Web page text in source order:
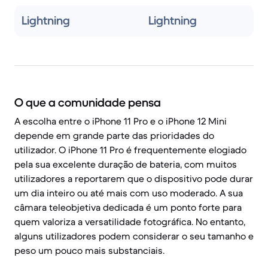
Lightning Lightning
O que a comunidade pensa
A escolha entre o iPhone 11 Pro e o iPhone 12 Mini
depende em grande parte das prioridades do
utilizador. O iPhone 11 Pro é frequentemente elogiado
pela sua excelente duração de bateria, com muitos
utilizadores a reportarem que o dispositivo pode durar
um dia inteiro ou até mais com uso moderado. A sua
câmara teleobjetiva dedicada é um ponto forte para
quem valoriza a versatilidade fotográfica. No entanto,
alguns utilizadores podem considerar o seu tamanho e
peso um pouco mais substanciais.